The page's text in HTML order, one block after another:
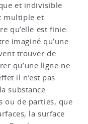
et indivisible
multiple et
qu’elle est finie.
imaginé qu’une
trouver de
qu’une ligne ne
il n’est pas
substance
ou de parties, que
la surface